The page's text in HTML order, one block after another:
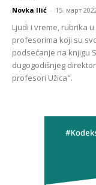
Novka Ilić - 15. март
Ljudi i vreme, rubrika
profesorima koji su
podsećanje na knjigu
dugogodišnjeg
profesori Užica".